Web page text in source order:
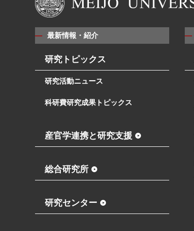
最新情報・紹介
研究トピックス
研究活動ニュース
科研費研究成果トピックス
産官学連携と研究支援
総合研究所
研究センター